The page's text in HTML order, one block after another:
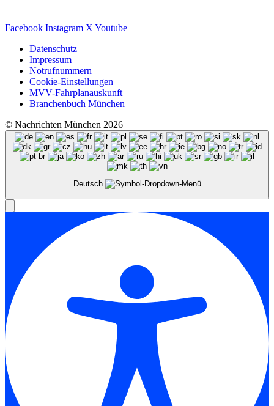
Facebook Instagram X Youtube
Datenschutz
Impressum
Notrufnummern
Cookie-Einstellungen
MVV-Fahrplanauskunft
Branchenbuch München
© Nachrichten München 2026
Deutsch